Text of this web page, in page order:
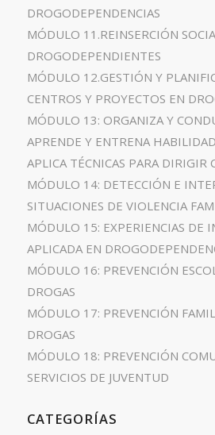
DROGODEPENDENCIAS
MÓDULO 11.REINSERCIÓN
DROGODEPENDIENTES
MÓDULO 12.GESTIÓN Y
CENTROS Y PROYECTOS EN
MÓDULO 13: ORGANIZA Y
APRENDE Y ENTRENA
APLICA TÉCNICAS PARA DIRIGIR
MÓDULO 14: DETECCIÓN E
SITUACIONES DE VIOLENCIA
MÓDULO 15: EXPERIENCIAS DE
APLICADA EN
MÓDULO 16: PREVENCIÓN
DROGAS
MÓDULO 17: PREVENCIÓN
DROGAS
MÓDULO 18: PREVENCIÓN
SERVICIOS DE JUVENTUD
CATEGORÍAS